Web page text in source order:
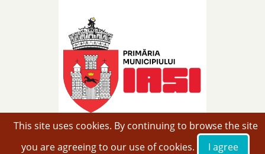
This site uses cookies. By continuing to browse the site
you are agreeing to our use of cookies.
I agree